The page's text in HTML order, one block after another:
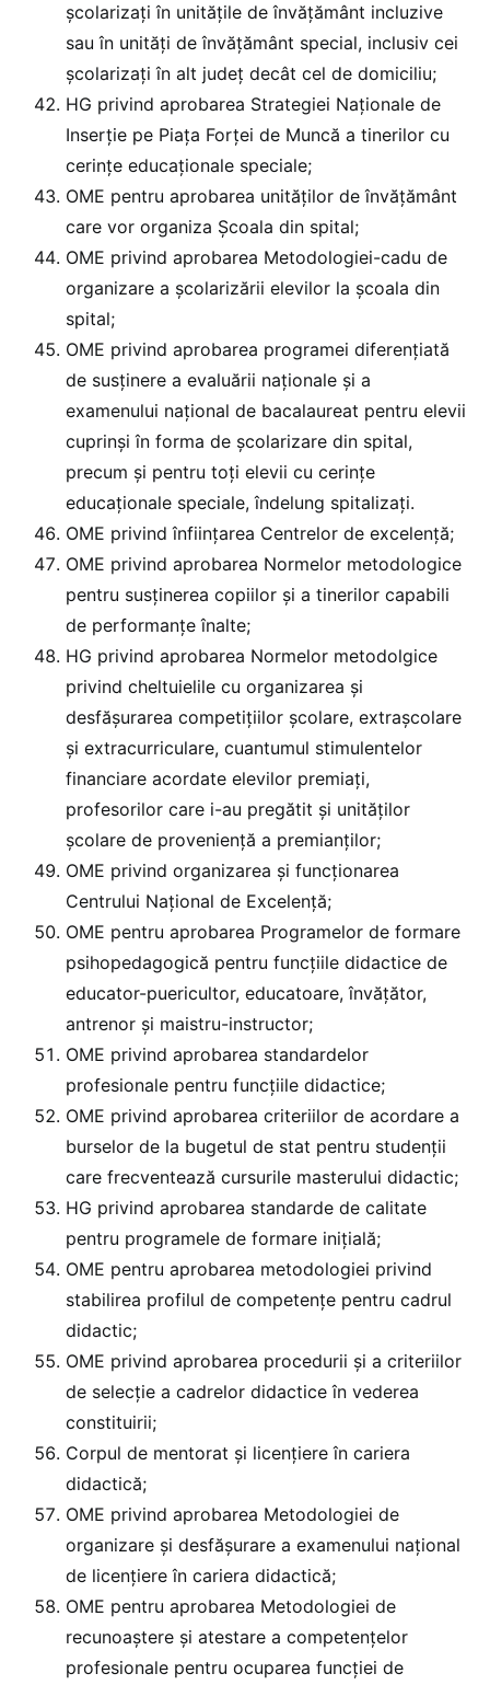
şcolarizaţi în unităţile de învăţământ incluzive
sau în unități de învățământ special, inclusiv cei
şcolarizaţi în alt judeţ decât cel de domiciliu;
HG privind aprobarea Strategiei Naționale de
Inserție pe Piața Forței de Muncă a tinerilor cu
cerințe educaționale speciale;
OME pentru aprobarea unităților de învățământ
care vor organiza Școala din spital;
OME privind aprobarea Metodologiei-cadu de
organizare a școlarizării elevilor la școala din
spital;
OME privind aprobarea programei diferențiată
de susținere a evaluării naționale și a
examenului național de bacalaureat pentru elevii
cuprinși în forma de școlarizare din spital,
precum și pentru toți elevii cu cerințe
educaționale speciale, îndelung spitalizați.
OME privind înființarea Centrelor de excelență;
OME privind aprobarea Normelor metodologice
pentru susținerea copiilor şi a tinerilor capabili
de performanţe înalte;
HG privind aprobarea Normelor metodolgice
privind cheltuielile cu organizarea şi
desfăşurarea competiţiilor şcolare, extraşcolare
şi extracurriculare, cuantumul stimulentelor
financiare acordate elevilor premiaţi,
profesorilor care i-au pregătit şi unităţilor
şcolare de provenienţă a premianţilor;
OME privind organizarea și funcționarea
Centrului Național de Excelență;
OME pentru aprobarea Programelor de formare
psihopedagogică pentru funcţiile didactice de
educator-puericultor, educatoare, învăţător,
antrenor şi maistru-instructor;
OME privind aprobarea standardelor
profesionale pentru funcţiile didactice;
OME privind aprobarea criteriilor de acordare a
burselor de la bugetul de stat pentru studenţii
care frecventează cursurile masterului didactic;
HG privind aprobarea standarde de calitate
pentru programele de formare inițială;
OME pentru aprobarea metodologiei privind
stabilirea profilul de competențe pentru cadrul
didactic;
OME privind aprobarea procedurii şi a criteriilor
de selecţie a cadrelor didactice în vederea
constituirii;
Corpul de mentorat și licențiere în cariera
didactică;
OME privind aprobarea Metodologiei de
organizare și desfășurare a examenului naţional
de licențiere în cariera didactică;
OME pentru aprobarea Metodologiei de
recunoaştere şi atestare a competenţelor
profesionale pentru ocuparea funcţiei de